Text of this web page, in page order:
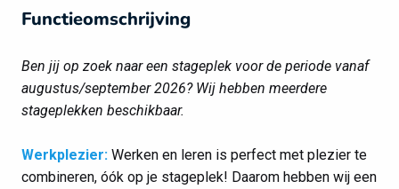
Functieomschrijving
Ben jij op zoek naar een stageplek voor de periode vanaf
augustus/september 2026? Wij hebben meerdere
stageplekken beschikbaar.
Werkplezier: Werken en leren is perfect met plezier te
combineren, óók op je stageplek! Daarom hebben wij een